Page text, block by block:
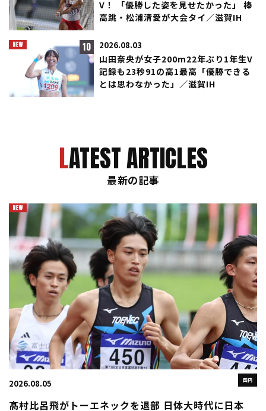
V！ 「優勝した姿を見せたかった」 棒
高跳・松浦清愛が大会タイ／滋賀IH
10 2026.08.03
山田奈央が女子200m22年ぶり1年生V
記録も23秒91の高1最高「優勝できる
とは思わなかった」／滋賀IH
LATEST ARTICLES
最新の記事
国内
2026.08.05
髙村比呂飛がトーエネックを退部 日体大時代に日本